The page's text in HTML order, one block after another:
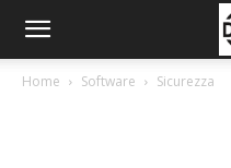
Home Software Sicurezza